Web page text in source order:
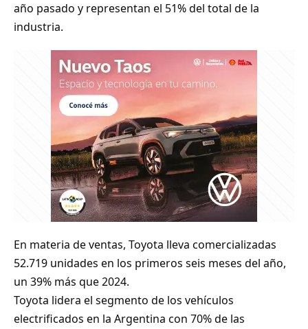
año pasado y representan el 51% del total de la
industria.
En materia de ventas, Toyota lleva comercializadas
52.719 unidades en los primeros seis meses del año,
un 39% más que 2024.
Toyota lidera el segmento de los vehículos
electrificados en la Argentina con 70% de las